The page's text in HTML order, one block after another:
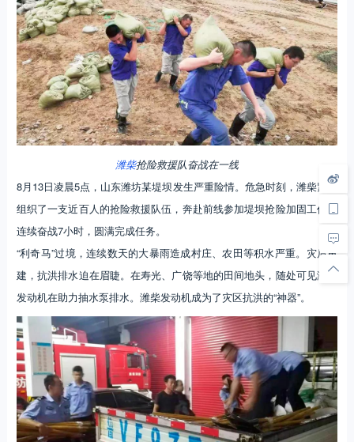
潍柴抢险救援队奋战在一线
8月13日凌晨5点，山东潍坊某堤坝发生严重险情。危急时刻，潍柴紧急
组织了一支近百人的抢险救援队伍，奔赴前线参加堤坝抢险加固工作。
连续奋战7小时，圆满完成任务。
“利奇马”过境，连续数天的大暴雨造成村庄、农田等积水严重。灾后重
建，抗洪排水迫在眉睫。在寿光、广饶等地的田间地头，随处可见潍柴
发动机在助力抽水泵排水。潍柴发动机成为了灾区抗洪的“神器”。